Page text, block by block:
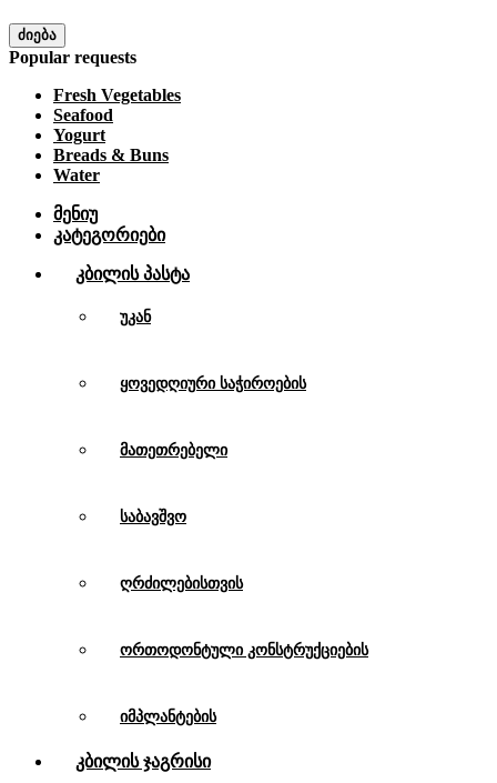
ძიება
Popular requests
Fresh Vegetables
Seafood
Yogurt
Breads & Buns
Water
მენიუ
კატეგორიები
Კბილის Პასტა
უკან
ყოვედღიური საჭიროების
მათეთრებელი
საბავშვო
ღრძილებისთვის
ორთოდონტული კონსტრუქციების
იმპლანტების
Კბილის Ჯაგრისი